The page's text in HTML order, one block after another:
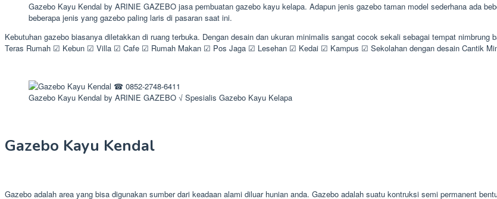
Gazebo Kayu Kendal by ARINIE GAZEBO jasa pembuatan gazebo kayu kelapa. Adapun jenis gazebo taman model sederhana ada
beberapa jenis yang gazebo paling laris di pasaran saat ini.
Kebutuhan gazebo biasanya diletakkan di ruang terbuka. Dengan desain dan ukuran minimalis sangat cocok sekali sebagai tempat
Teras Rumah ☑ Kebun ☑ Villa ☑ Cafe ☑ Rumah Makan ☑ Pos Jaga ☑ Lesehan ☑ Kedai ☑ Kampus ☑ Sekolahan dengan desain Cantik
Gazebo Kayu Kendal by ARINIE GAZEBO √ Spesialis Gazebo Kayu Kelapa
Gazebo Kayu Kendal
Gazebo adalah area yang bisa digunakan sumber dari keadaan alami diluar hunian anda. Gazebo adalah suatu kontruksi semi permanent